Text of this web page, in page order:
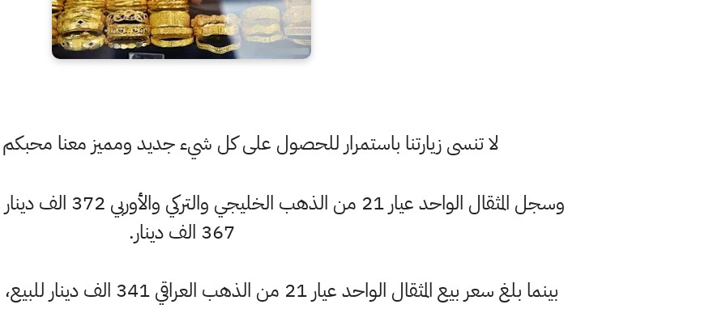
لا تنسى زيارتنا باستمرار للحصول على كل شيء جديد ومميز معنا
وسجل المثقال الواحد
367 الف دينار.
بينما بلغ سعر بيع المثقال الواحد عيار 21 من الذهب العراقي 341 الف دينار للبيع، وسعر الشراء 337 الف دينار.